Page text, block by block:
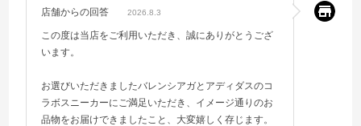
店舗からの回答 2026.8.3
この度は当店をご利用いただき、誠にありがとうござ
います。
お選びいただきましたバレンシアガとアディダスのコ
ラボスニーカーにご満足いただき、イメージ通りのお
品物をお届けできましたこと、大変嬉しく存じます。